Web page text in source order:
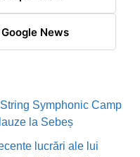
News
Symphonic Camp
la Sebeș
lucrări ale lui